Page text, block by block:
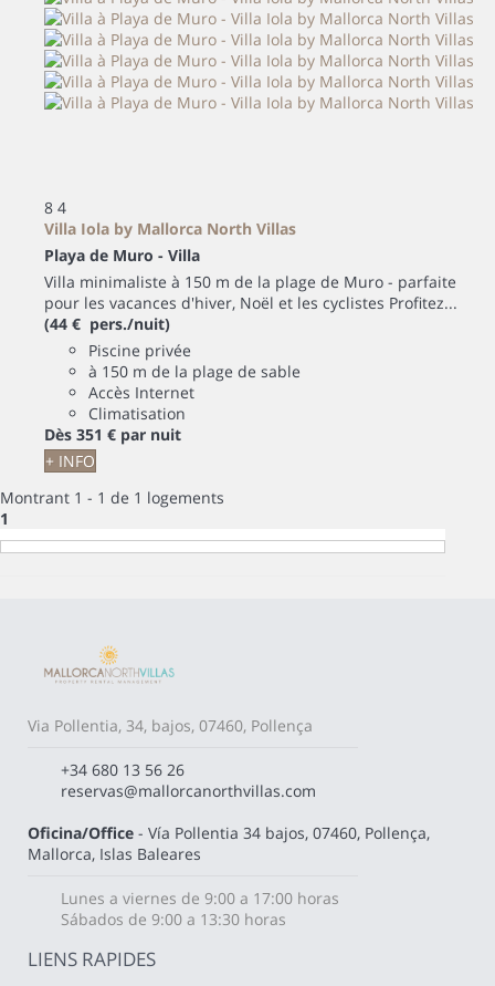
8 4
Villa Iola by Mallorca North Villas
Playa de Muro - Villa
Villa minimaliste à 150 m de la plage de Muro - parfaite
pour les vacances d'hiver, Noël et les cyclistes Profitez...
(44 € pers./nuit)
Piscine privée
à 150 m de la plage de sable
Accès Internet
Climatisation
Dès 351 € par nuit
+ INFO
Montrant 1 - 1 de 1 logements
1
Via Pollentia, 34, bajos, 07460, Pollença
+34 680 13 56 26
reservas@mallorcanorthvillas.com
Oficina/Office - Vía Pollentia 34 bajos, 07460, Pollença,
Mallorca, Islas Baleares
Lunes a viernes de 9:00 a 17:00 horas
Sábados de 9:00 a 13:30 horas
LIENS RAPIDES